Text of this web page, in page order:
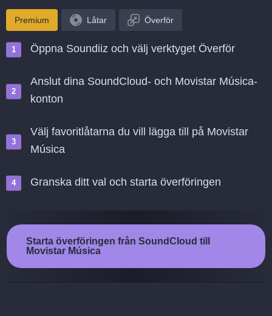
Premium Låtar Överför
Öppna Soundiiz och välj verktyget Överför
Anslut dina SoundCloud- och Movistar Música-
konton
Välj favoritlåtarna du vill lägga till på Movistar
Música
Granska ditt val och starta överföringen
Starta överföringen från SoundCloud till
Movistar Música